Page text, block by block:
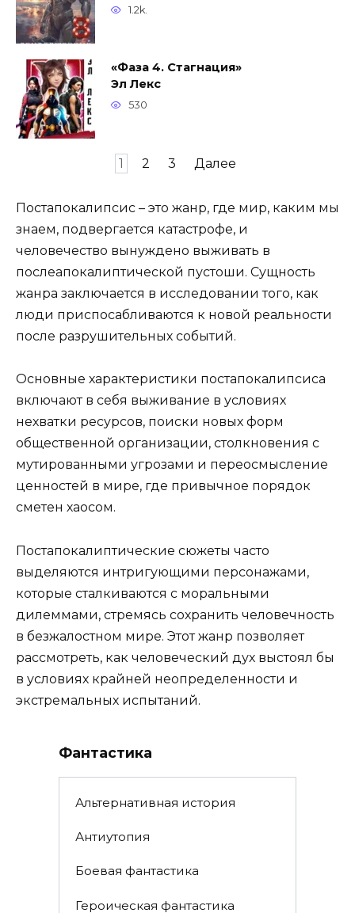
1.2k.
«Фаза 4. Стагнация»
Эл Лекс
530
записям
1 2 3 Далее
Постапокалипсис – это жанр, где мир, каким мы
знаем, подвергается катастрофе, и
человечество вынуждено выживать в
послеапокалиптической пустоши. Сущность
жанра заключается в исследовании того, как
люди приспосабливаются к новой реальности
после разрушительных событий.
Основные характеристики постапокалипсиса
включают в себя выживание в условиях
нехватки ресурсов, поиски новых форм
общественной организации, столкновения с
мутированными угрозами и переосмысление
ценностей в мире, где привычное порядок
сметен хаосом.
Постапокалиптические сюжеты часто
выделяются интригующими персонажами,
которые сталкиваются с моральными
дилеммами, стремясь сохранить человечность
в безжалостном мире. Этот жанр позволяет
рассмотреть, как человеческий дух выстоял бы
в условиях крайней неопределенности и
экстремальных испытаний.
Фантастика
Альтернативная история
Антиутопия
Боевая фантастика
Героическая фантастика